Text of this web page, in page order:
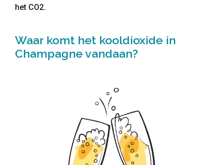
het CO2.
Waar komt het kooldioxide in
Champagne vandaan?